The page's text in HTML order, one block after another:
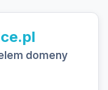
domeny